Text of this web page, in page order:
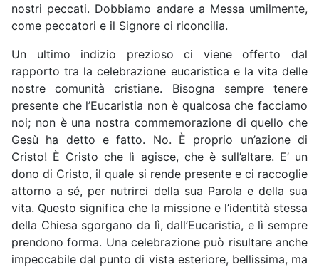
nostri peccati. Dobbiamo andare a Messa umilmente,
come peccatori e il Signore ci riconcilia.
Un ultimo indizio prezioso ci viene offerto dal
rapporto tra la celebrazione eucaristica e la vita delle
nostre comunità cristiane. Bisogna sempre tenere
presente che l’Eucaristia non è qualcosa che facciamo
noi; non è una nostra commemorazione di quello che
Gesù ha detto e fatto. No. È proprio un’azione di
Cristo! È Cristo che lì agisce, che è sull’altare. E’ un
dono di Cristo, il quale si rende presente e ci raccoglie
attorno a sé, per nutrirci della sua Parola e della sua
vita. Questo significa che la missione e l’identità stessa
della Chiesa sgorgano da lì, dall’Eucaristia, e lì sempre
prendono forma. Una celebrazione può risultare anche
impeccabile dal punto di vista esteriore, bellissima, ma